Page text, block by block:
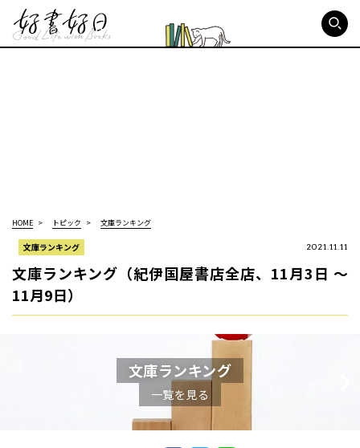
HOME トピック 文庫ランキング
文庫ランキング 2021.11.11
文庫ランキング（紀伊国屋書店全店、11月3日 ～
11月9日）
文庫ランキング
一覧を見る